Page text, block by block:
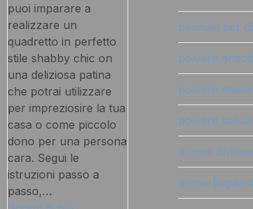
puoi imparare a
realizzare un
quadretto in perfetto
stile shabby chic on
una deliziosa patina
che potrai utilizzare
per impreziosire la tua
casa o come piccolo
dono per una persona
cara. Segui le
istruzioni passo a
passo,…
pennelli per
polvere
polvere
polvere salina
primer